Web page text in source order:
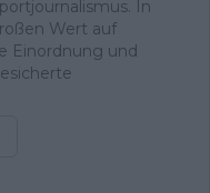
In
Wert auf
Einordnung und